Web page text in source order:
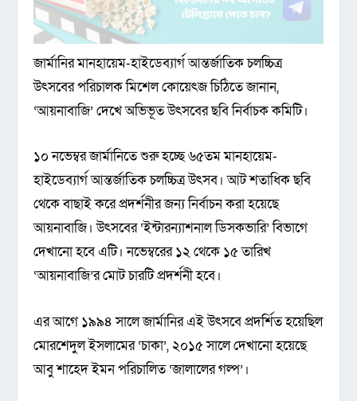
জার্মানির মানহায়েম-হাইডেব্যার্গ আন্তর্জাতিক চলচ্চিত্র
উৎসবের পরিচালক মিশেল কোয়েৎজ চিঠিতে জানান,
‘আয়নাবাজি’ দেখে অভিভূত উৎসবের ছবি নির্বাচক কমিটি।
১০ নভেম্বর জার্মানিতে শুরু হচ্ছে ৬৫তম মানহায়েম-
হাইডেব্যার্গ আন্তর্জাতিক চলচ্চিত্র উৎসব। আট শতাধিক ছবি
থেকে বাছাই করে প্রদর্শনীর জন্য নির্বাচন করা হয়েছে
আয়নাবাজি। উৎসবের ‘ইন্টারন্যাশনাল ডিসকভারি’ বিভাগে
দেখানো হবে এটি। নভেম্বরের ১২ থেকে ১৫ তারিখ
‘আয়নাবাজি’র মোট চারটি প্রদর্শনী হবে।
এর আগে ১৯৯৪ সালে জার্মানির এই উৎসবে প্রদর্শিত হয়েছিল
মোরশেদুল ইসলামের ‘চাকা’, ২০১৫ সালে দেখানো হয়েছে
আবু শাহেদ ইমন পরিচালিত ‘জালালের গল্প’।